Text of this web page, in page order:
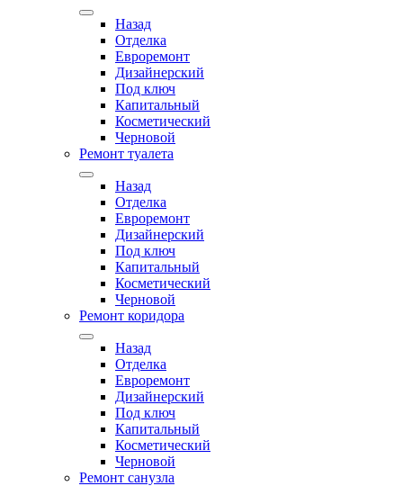
Назад
Отделка
Евроремонт
Дизайнерский
Под ключ
Капитальный
Косметический
Черновой
Ремонт туалета
Назад
Отделка
Евроремонт
Дизайнерский
Под ключ
Капитальный
Косметический
Черновой
Ремонт коридора
Назад
Отделка
Евроремонт
Дизайнерский
Под ключ
Капитальный
Косметический
Черновой
Ремонт санузла